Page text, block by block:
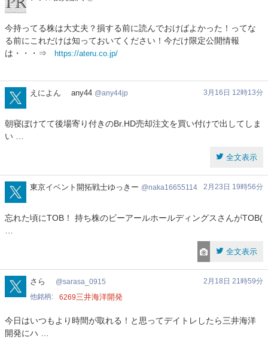
投
資
顧
今持ってる株は大丈夫？損する前に読んでおけばよかった！ってな
る前にこれだけは知っておいてください！今だけ限定公開情報
は・・・⇒
https://ateru.co.jp/
any44jp
えによん any44 any44jp 3月16日 12時13分
朝寝ぼけてて後場寄り付きのBr.HD売却注文を買い付けで出してしま
い …
全文表示
naka16655114
東京イベント開拓戦士ゆっきー naka16655114 2月23日 19時56分
忘れた頃にTOB！ 持ち株のビーアールホールディングスさんがTOB(
全文表示
sarasa_0915
さら sarasa_0915
2月18日 21時59分
他銘柄
6269三井海洋開発
今日はいつもより時間が取れる！と思ってデイトレしたら三井海洋
開発にハ …